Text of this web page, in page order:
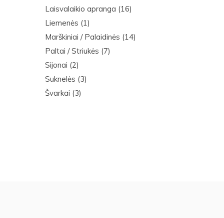
Laisvalaikio apranga (16)
Liemenės (1)
Marškiniai / Palaidinės (14)
Paltai / Striukės (7)
Sijonai (2)
Suknelės (3)
Švarkai (3)